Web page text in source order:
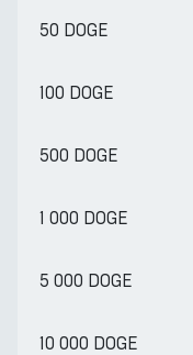
50 DOGE
100 DOGE
500 DOGE
1 000 DOGE
5 000 DOGE
10 000 DOGE